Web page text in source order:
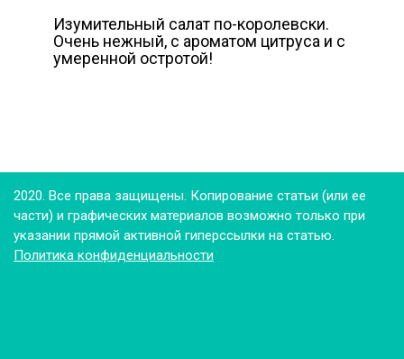
Изумительный салат по-королевски.
Очень нежный, с ароматом цитруса и с
умеренной остротой!
2020. Все права защищены. Копирование статьи (или ее
части) и графических материалов возможно только при
указании прямой активной гиперссылки на статью.
Политика конфиденциальности